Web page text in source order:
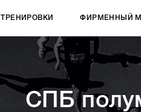
ТРЕНИРОВКИ ФИРМЕННЫЙ
СПБ